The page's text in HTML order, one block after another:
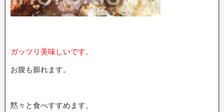
ガッツリ美味しいです。
お腹も膨れます。
黙々と食べすすめます。